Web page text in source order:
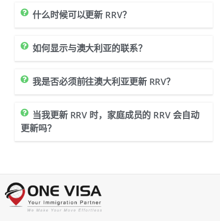
什么时候可以更新 RRV？
如何显示与澳大利亚的联系？
我是否必须前往澳大利亚更新 RRV？
当我更新 RRV 时，家庭成员的 RRV 会自动
更新吗？